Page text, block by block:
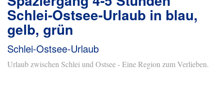
Schlei-Ostsee-Urlaub in blau,
gelb, grün
Schlei-Ostsee-Urlaub
Urlaub zwischen Schlei und Ostsee - Eine Region zum Verlieben.